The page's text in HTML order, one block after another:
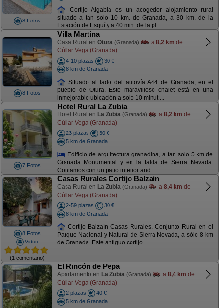
8 Fotos
Cortijo Algabia es un acogedor alojamiento rural
situado a tan solo 10 km. de Granada, a 30 km. de la
Estación de Esquí y a 40 min. de la pl ...
8 Fotos
Villa Martina
Casa Rural en Otura (Granada) a 8,2 km de
Cúllar Vega (Granada)
4-10 plazas
30 €
8 km de Granada
Situado al lado del autovía A44 de Granada, en el
pueblo de Otura. Este maravilloso chalet está en una
inmejorable ubicación a solo 10 minut ...
7 Fotos
Hotel Rural La Zubia
Hotel Rural en La Zubia (Granada) a 8,2 km de
Cúllar Vega (Granada)
23 plazas
30 €
5 km de Granada
Edificio de arquitectura granadina, a tan solo 5 km de
Granada Monumental y en la falda de Sierra Nevada.
Contamos con un patio interior and ...
8 Fotos
Video
(1 comentario)
Casas Rurales Cortijo Balzain
Casa Rural en La Zubia (Granada) a 8,4 km de
Cúllar Vega (Granada)
2-59 plazas
30 €
8 km de Granada
Cortijo Balzaín Casas Rurales. Conjunto Rural en el
Parque Nacional y Natural de Sierra Nevada, a sólo 8 km
de Granada. Este antiguo cortijo ...
El Rincón de Pepa
Apartamento en La Zubia (Granada) a 8,4 km de
Cúllar Vega (Granada)
2 plazas
40 €
5 km de Granada